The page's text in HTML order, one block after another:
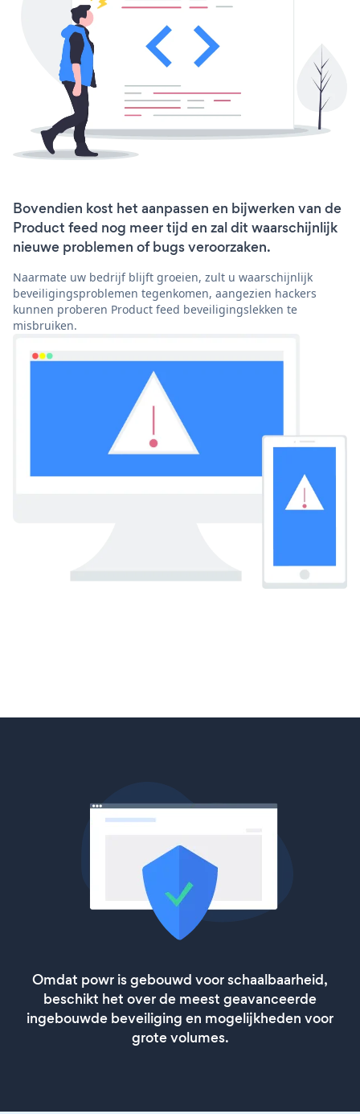
Bovendien kost het aanpassen en bijwerken van de
Product feed nog meer tijd en zal dit waarschijnlijk
nieuwe problemen of bugs veroorzaken.
Naarmate uw bedrijf blijft groeien, zult u waarschijnlijk
beveiligingsproblemen tegenkomen, aangezien hackers
kunnen proberen Product feed beveiligingslekken te
misbruiken.
Omdat powr is gebouwd voor schaalbaarheid,
beschikt het over de meest geavanceerde
ingebouwde beveiliging en mogelijkheden voor
grote volumes.